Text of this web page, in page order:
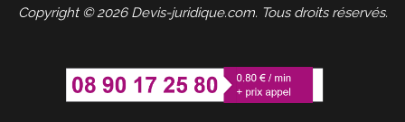
Copyright © 2026 Devis-juridique.com. Tous droits réservés.